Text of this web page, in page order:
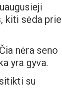
kiti sėda prie
nėra seno
yra gyva.
su